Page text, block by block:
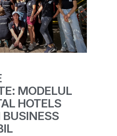
MODELUL
HOTELS